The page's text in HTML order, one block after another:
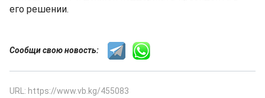
его решении.
Сообщи свою новость:
URL: https://www.vb.kg/455083